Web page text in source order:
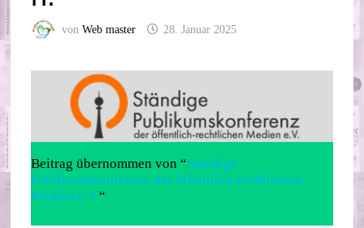
vonWeb master 28. Januar 2025
Beitrag übernommen von “Ständige
Publikumskonferenz der öffentlich-rechtlichen
Medien e.V.“